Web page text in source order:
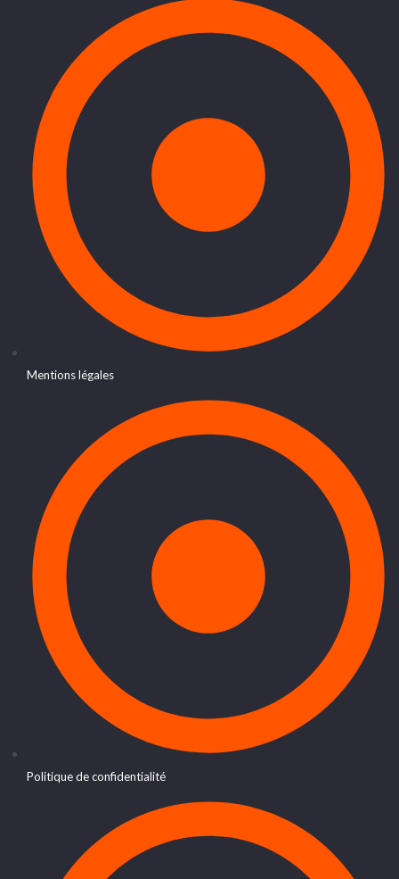
Mentions légales
Politique de confidentialité